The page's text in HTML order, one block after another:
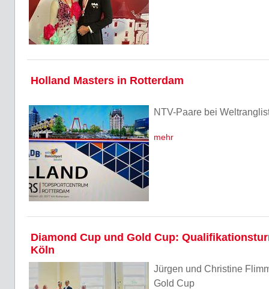
Holland Masters in Rotterdam
NTV-Paare bei
mehr
Diamond Cup und Gold Cup:
Köln
Jürgen und Christine
Gold Cup